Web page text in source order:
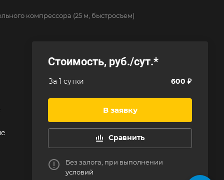
компрессора (25 м, быстросъем)
Стоимость, руб./сут.*
За 1 сутки 600 ₽
В заявку
Сравнить
Без залога, при выполнении
условий